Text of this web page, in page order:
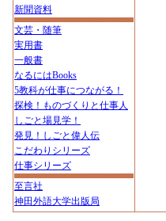
新聞資料
文芸・随筆
実用書
一般書
なるにはBooks
5教科が仕事につながる！
探検！ものづくりと仕事人
しごと場見学！
発見！しごと偉人伝
こだわりシリーズ
仕事シリーズ
至言社
神田外語大学出版局